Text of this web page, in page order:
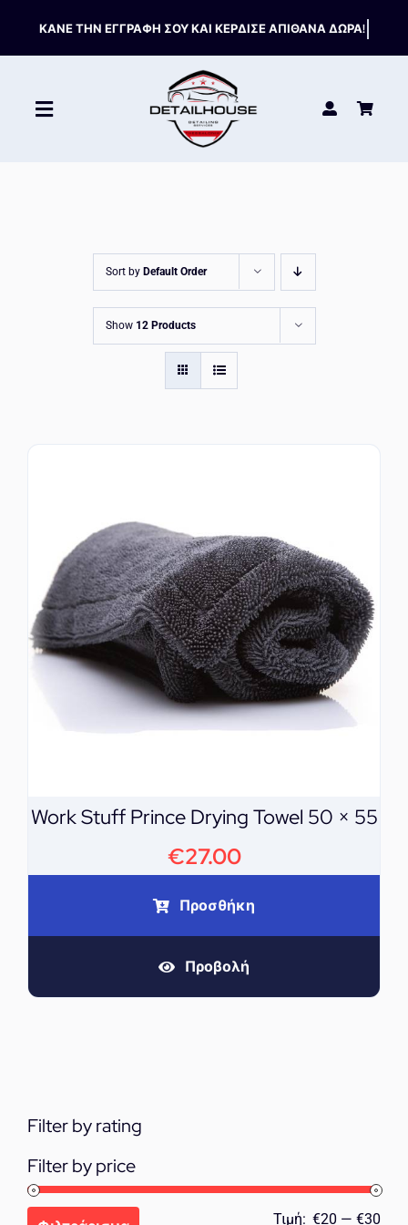
content
Toggle
ΑΞΕΣΟΥΑΡ
HOT OFFERS
Sort by Default Order
Show 12 Products
Work Stuff Prince Drying Towel 50 × 55
€27.00
Προσθήκη
Προβολή
Filter by rating
Filter by price
Τιμή: €20 — €30